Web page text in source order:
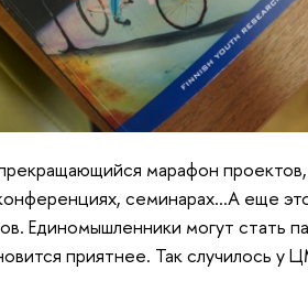
марафон
семинарах…А еще
Единомышленники могут стать
приятнее. Так случилось у